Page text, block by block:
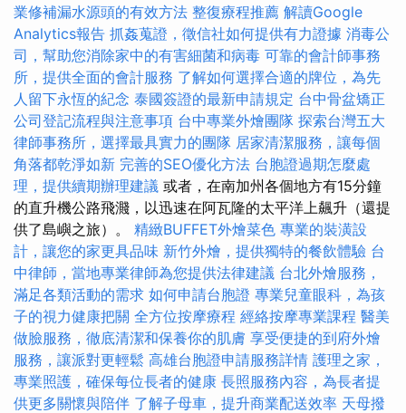
業修補漏水源頭的有效方法 整復療程推薦 解讀Google
Analytics報告 抓姦蒐證，徵信社如何提供有力證據 消毒公
司，幫助您消除家中的有害細菌和病毒 可靠的會計師事務
所，提供全面的會計服務 了解如何選擇合適的牌位，為先
人留下永恆的紀念 泰國簽證的最新申請規定 台中骨盆矯正
公司登記流程與注意事項 台中專業外燴團隊 探索台灣五大
律師事務所，選擇最具實力的團隊 居家清潔服務，讓每個
角落都乾淨如新 完善的SEO優化方法 台胞證過期怎麼處
理，提供續期辦理建議 或者，在南加州各個地方有15分鐘
的直升機公路飛濺，以迅速在阿瓦隆的太平洋上飆升（還提
供了島嶼之旅）。 精緻BUFFET外燴菜色 專業的裝潢設
計，讓您的家更具品味 新竹外燴，提供獨特的餐飲體驗 台
中律師，當地專業律師為您提供法律建議 台北外燴服務，
滿足各類活動的需求 如何申請台胞證 專業兒童眼科，為孩
子的視力健康把關 全方位按摩療程 經絡按摩專業課程 醫美
做臉服務，徹底清潔和保養你的肌膚 享受便捷的到府外燴
服務，讓派對更輕鬆 高雄台胞證申請服務詳情 護理之家，
專業照護，確保每位長者的健康 長照服務內容，為長者提
供更多關懷與陪伴 了解子母車，提升商業配送效率 天母撥